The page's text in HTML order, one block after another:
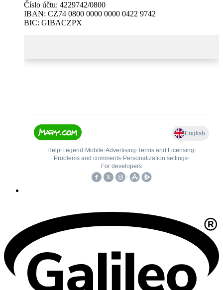
Číslo účtu: 4229742/0800
IBAN: CZ74 0800 0000 0000 0422 9742
BIC: GIBACZPX